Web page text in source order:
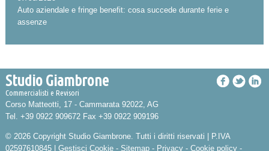
Auto aziendale e fringe benefit: cosa succede durante ferie e
assenze
Studio Giambrone
Commercialisti e Revisori
Corso Matteotti, 17 - Cammarata 92022, AG
Tel. +39 0922 909672Fax +39 0922 909196
© 2026 Copyright Studio Giambrone. Tutti i diritti riservati | P.IVA
02597610845 | Gestisci Cookie- Sitemap- Privacy- Cookie policy-